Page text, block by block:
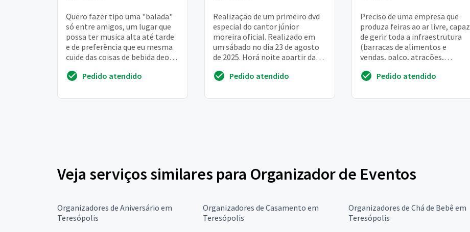
Quero fazer tipo uma "balada"
só entre amigos, um lugar que
possa ter musica alta até tarde
e de preferência que eu mesma
cuide das coisas de bebida depois
Pedido atendido
Realização de um primeiro dvd
especial do cantor júnior
moreira oficial. Realizado em
um sábado no dia 23 de agosto
de 2025. Horá noite apartir das
Pedido atendido
Preciso de uma empresa que
produza feiras ao ar livre, capaz
de gerir toda a infraestrutura
(barracas de alimentos e
vendas, palco, atrações,
feiras em praç...
Pedido atendido
Veja serviços similares para Organizador de Eventos
Organizadores de Aniversário em
Teresópolis
Organizadores de Casamento em
Teresópolis
Organizadores de Chá de Bebê em
Teresópolis